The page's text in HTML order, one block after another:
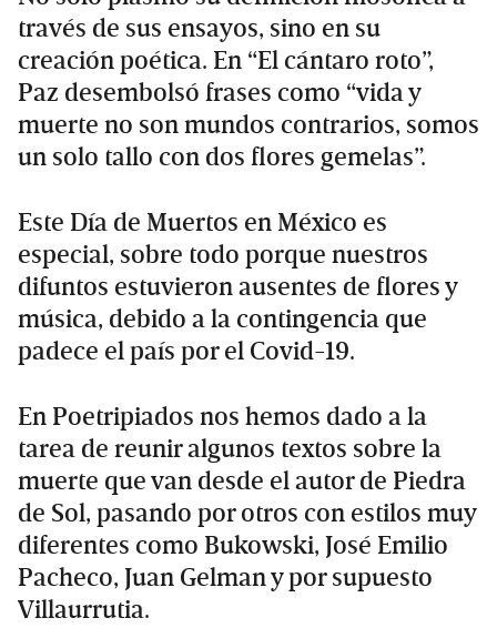
través de sus ensayos, sino en su
creación poética. En “El cántaro roto”,
Paz desembolsó frases como “vida y
muerte no son mundos contrarios, somos
un solo tallo con dos flores gemelas”.
Este Día de Muertos en México es
especial, sobre todo porque nuestros
difuntos estuvieron ausentes de flores y
música, debido a la contingencia que
padece el país por el Covid-19.
En Poetripiados nos hemos dado a la
tarea de reunir algunos textos sobre la
muerte que van desde el autor de Piedra
de Sol, pasando por otros con estilos muy
diferentes como Bukowski, José Emilio
Pacheco, Juan Gelman y por supuesto
Villaurrutia.